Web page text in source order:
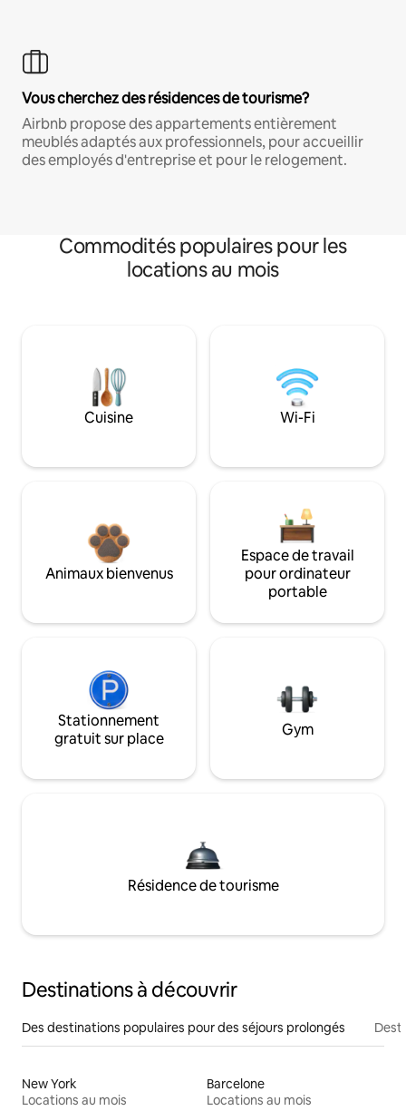
Vous cherchez des résidences de tourisme?
Airbnb propose des appartements entièrement
meublés adaptés aux professionnels, pour accueillir
des employés d'entreprise et pour le relogement.
Commodités populaires pour les
locations au mois
Cuisine Wi-Fi
Animaux bienvenus
Espace de travail
pour ordinateur
portable
Stationnement
gratuit sur place
Gym
Résidence de tourisme
Destinations à découvrir
Des destinations populaires pour des séjours prolongés
New York
Locations au mois
Barcelone
Locations au mois